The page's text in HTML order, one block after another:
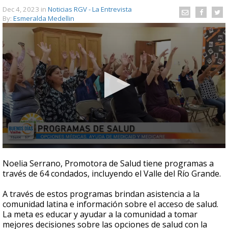
Dec 4, 2023 in Noticias RGV - La Entrevista
By: Esmeralda Medellin
seconds
of
5
3
seconds
Noelia Serrano, Promotora de Salud tiene programas a
través de 64 condados, incluyendo el Valle del Río Grande.
A través de estos programas brindan asistencia a la
comunidad latina e información sobre el acceso de salud.
La meta es educar y ayudar a la comunidad a tomar
mejores decisiones sobre las opciones de salud con la